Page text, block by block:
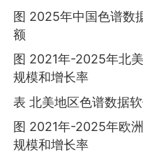
图 2025年中国色谱数
额
图 2021年-2025年北
规模和增长率
表 北美地区色谱数据
图 2021年-2025年欧
规模和增长率